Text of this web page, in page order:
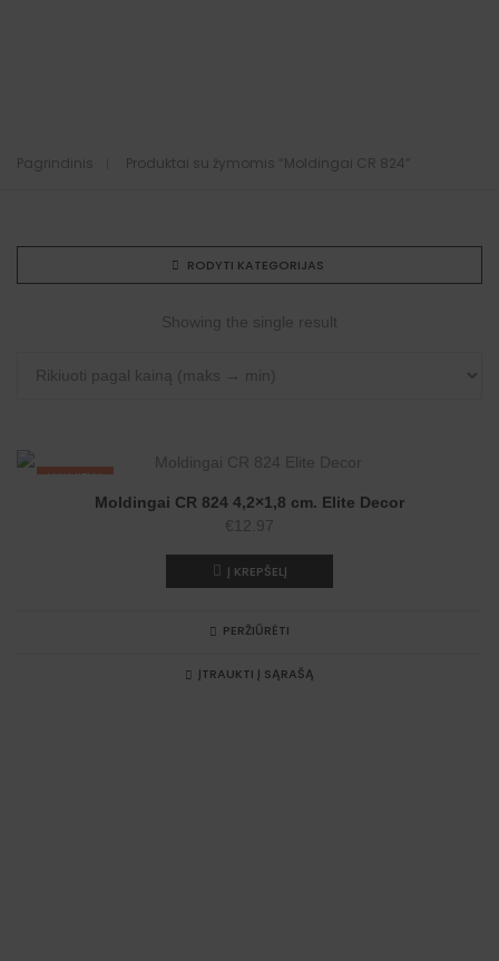
Pagrindinis Produktai su žymomis “Moldingai CR 824”
RODYTI KATEGORIJAS
Showing the single result
NAUJIENA
Moldingai CR 824 4,2×1,8 cm. Elite Decor
€ 12.97
Į KREPŠELĮ
PERŽIŪRĖTI
ĮTRAUKTI Į SĄRAŠĄ